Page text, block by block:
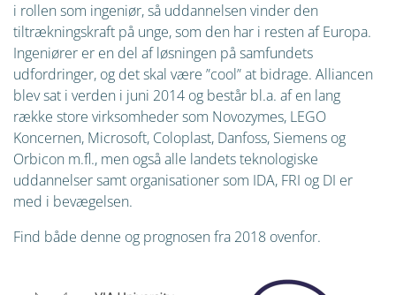
i rollen som ingeniør, så uddannelsen vinder den
tiltrækningskraft på unge, som den har i resten af Europa.
Ingeniører er en del af løsningen på samfundets
udfordringer, og det skal være ”cool” at bidrage. Alliancen
blev sat i verden i juni 2014 og består bl.a. af en lang
række store virksomheder som Novozymes, LEGO
Koncernen, Microsoft, Coloplast, Danfoss, Siemens og
Orbicon m.fl., men også alle landets teknologiske
uddannelser samt organisationer som IDA, FRI og DI er
med i bevægelsen.
Find både denne og prognosen fra 2018 ovenfor.